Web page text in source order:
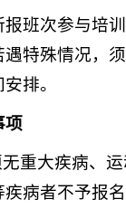
报班次参与培
特殊情况，
排。
项
重大疾病、
病者不予报名